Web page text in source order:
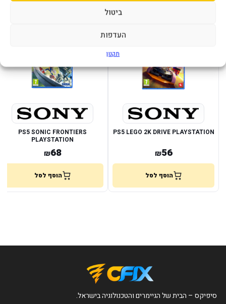
ביטול
העדפות
תקנון
מוצרים נוספים שעשויים לעניין אותך
PS5 LEGO 2K DRIVE PLAYSTATION
₪56
הוסף לסל
PS5 SONIC FRONTIERS
PLAYSTATION
₪68
הוסף לסל
סיפיקס – הבית של הגיימרים והטכנולוגיה בישראל.